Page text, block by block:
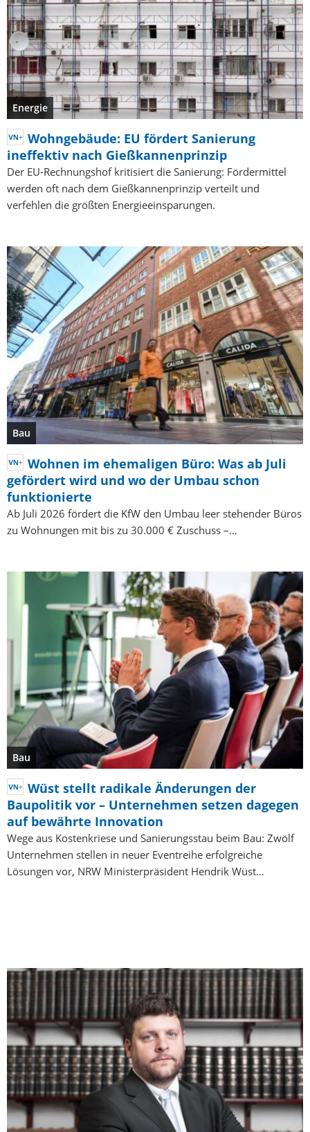
Energie
Wohngebäude: EU fördert Sanierung
ineffektiv nach Gießkannenprinzip
Der EU-Rechnungshof kritisiert die Sanierung: Fördermittel
werden oft nach dem Gießkannenprinzip verteilt und
verfehlen die größten Energieeinsparungen.
Bau
Wohnen im ehemaligen Büro: Was ab Juli
gefördert wird und wo der Umbau schon
funktionierte
Ab Juli 2026 fördert die KfW den Umbau leer stehender Büros
zu Wohnungen mit bis zu 30.000 € Zuschuss –…
Bau
Wüst stellt radikale Änderungen der
Baupolitik vor – Unternehmen setzen dagegen
auf bewährte Innovation
Wege aus Kostenkriese und Sanierungsstau beim Bau: Zwölf
Unternehmen stellen in neuer Eventreihe erfolgreiche
Lösungen vor, NRW Ministerpräsident Hendrik Wüst…